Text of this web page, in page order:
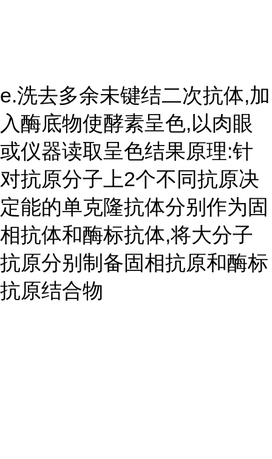
e.洗去多余未键结二次抗体,加
入酶底物使酵素呈色,以肉眼
或仪器读取呈色结果原理:针
对抗原分子上2个不同抗原决
定能的单克隆抗体分别作为固
相抗体和酶标抗体,将大分子
抗原分别制备固相抗原和酶标
抗原结合物